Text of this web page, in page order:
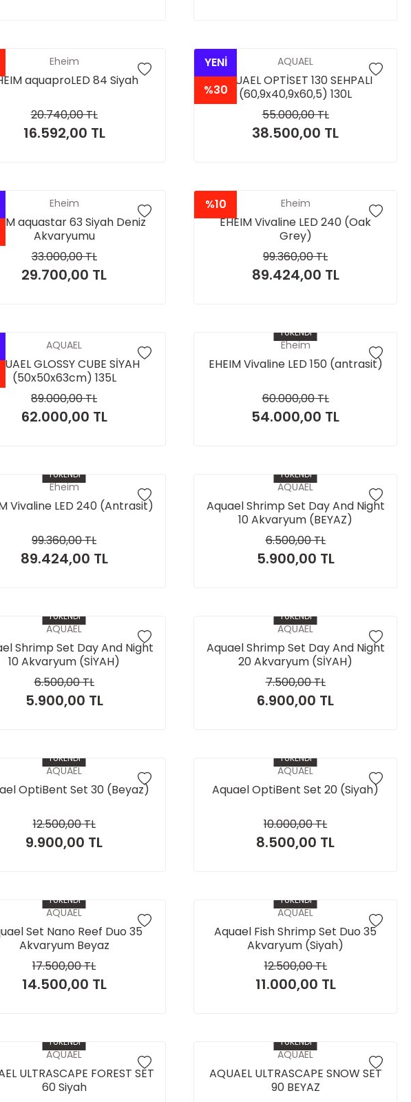
Eheim
aquaproLED 84 Siyah
20.740,00 TL
16.592,00 TL
YENİ
%30
AQUAEL
AQUAEL OPTİSET 130 SEHPALI
(60,9x40,9x60,5) 130L
55.000,00 TL
38.500,00 TL
Eheim
aquastar 63 Siyah Deniz
Akvaryumu
33.000,00 TL
29.700,00 TL
%10 Eheim
EHEIM Vivaline LED 240 (Oak
Grey)
99.360,00 TL
89.424,00 TL
AQUAEL
GLOSSY CUBE SİYAH
(50x50x63cm) 135L
89.000,00 TL
62.000,00 TL
TÜKENDİ
Eheim
EHEIM Vivaline LED 150 (antrasit)
60.000,00 TL
54.000,00 TL
TÜKENDİ
Eheim
Vivaline LED 240 (Antrasit)
99.360,00 TL
89.424,00 TL
TÜKENDİ
AQUAEL
Aquael Shrimp Set Day And Night
10 Akvaryum (BEYAZ)
6.500,00 TL
5.900,00 TL
TÜKENDİ
AQUAEL
Shrimp Set Day And Night
10 Akvaryum (SİYAH)
6.500,00 TL
5.900,00 TL
TÜKENDİ
AQUAEL
Aquael Shrimp Set Day And Night
20 Akvaryum (SİYAH)
7.500,00 TL
6.900,00 TL
TÜKENDİ
AQUAEL
OptiBent Set 30 (Beyaz)
12.500,00 TL
9.900,00 TL
TÜKENDİ
AQUAEL
Aquael OptiBent Set 20 (Siyah)
10.000,00 TL
8.500,00 TL
TÜKENDİ
AQUAEL
Set Nano Reef Duo 35
Akvaryum Beyaz
17.500,00 TL
14.500,00 TL
TÜKENDİ
AQUAEL
Aquael Fish Shrimp Set Duo 35
Akvaryum (Siyah)
12.500,00 TL
11.000,00 TL
TÜKENDİ
AQUAEL
ULTRASCAPE FOREST SET
60 Siyah
TÜKENDİ
AQUAEL
AQUAEL ULTRASCAPE SNOW SET
90 BEYAZ